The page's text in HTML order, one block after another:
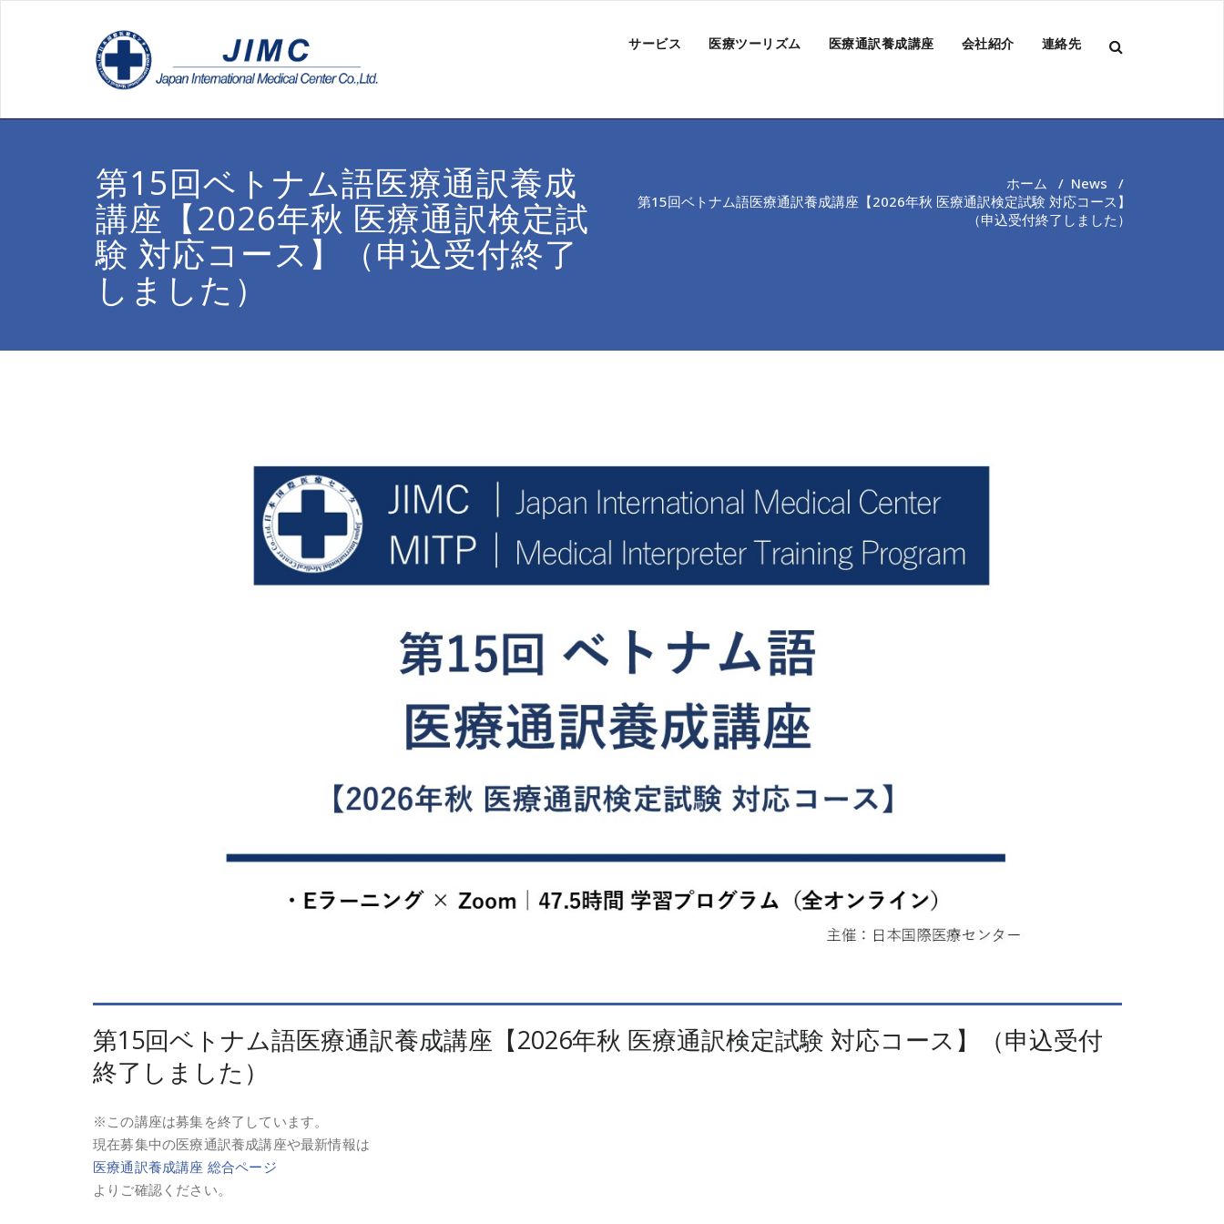
サービス 医療ツーリズム 医療通訳養成講座 会社紹介 連絡先
第15回ベトナム語医療通訳養成
講座【2026年秋 医療通訳検定試
験 対応コース】（申込受付終了
しました）
ホーム / News /
第15回ベトナム語医療通訳養成講座【2026年秋 医療通訳検定試験 対応コース】
（申込受付終了しました）
第15回ベトナム語医療通訳養成講座【2026年秋 医療通訳検定試験 対応コース】（申込受付
終了しました）
※この講座は募集を終了しています。
現在募集中の医療通訳養成講座や最新情報は
医療通訳養成講座 総合ページ
よりご確認ください。